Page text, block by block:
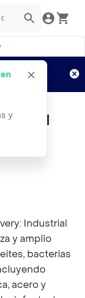
y
TyC
50 Ml
Industrial
y amplio
bacterias
acero y